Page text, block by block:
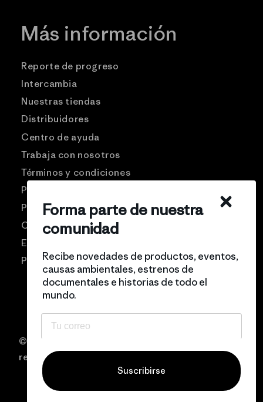
Más información
Reporte de progreso
Intercambia
Nuestras tiendas
Distribuidores
Centro de ayuda
Trabaja con nosotros
Términos y condiciones
Patagonia USA
Preguntas frecuentes
Comunidad Pro
Eventos
Politicas de privacidad
© 2026 Patagonia Chile Todos los derechos
reservados
Forma parte de nuestra
comunidad
Recibe novedades de productos, eventos,
causas ambientales, estrenos de
documentales e historias de todo el
mundo.
Suscribirse